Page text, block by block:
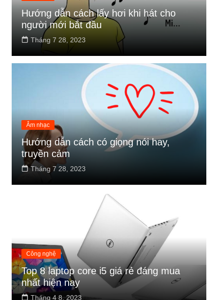
Hướng dẫn cách lấy hơi khi hát cho
người mới bắt đầu
Tháng 7 28, 2023
Âm nhạc
Hướng dẫn cách có giọng nói hay,
truyền cảm
Tháng 7 28, 2023
Công nghệ
Top 8 laptop core i5 giá rẻ đáng mua
nhất hiện nay
Tháng 4 8, 2023